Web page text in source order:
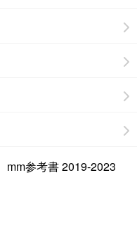
mm参考書 2019-2023